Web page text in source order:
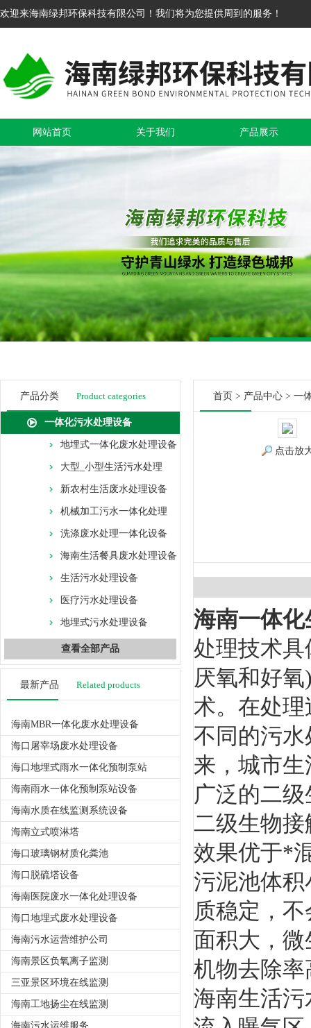
欢迎来海南绿邦环保科技有限公司！我们将为您提供周到的服务！
网站首页 关于我们 产品展示
产品分类 Product categories
一体化污水处理设备
地埋式一体化废水处理设备
大型_小型生活污水处理
新农村生活废水处理设备
机械加工污水一体化处理
洗涤废水处理一体化设备
海南生活餐具废水处理设备
生活污水处理设备
医疗污水处理设备
地埋式污水处理设备
查看全部产品
最新产品 Related products
海南MBR一体化废水处理设备
海口屠宰场废水处理设备
海口地埋式雨水一体化预制泵站
海南雨水一体化预制泵站设备
海南水质在线监测系统设备
海南立式喷淋塔
海口玻璃钢材质化粪池
海口脱硫塔设备
海南医院废水一体化处理设备
海口地埋式废水处理设备
海南污水运营维护公司
海南景区负氧离子监测
三亚景区环境在线监测
海南工地扬尘在线监测
海南污水运维服务
首页 > 产品中心 > 一
点击放
海南一体
处理技术
厌氧和好
术。在处
不同的污
来，城市
广泛的二
二级生物
效果优于*
污泥池体
质稳定，
面积大，
机物去除
海南生活